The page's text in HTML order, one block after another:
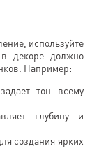
используйте
декоре должно
Например:
тон всему
глубину и
создания ярких